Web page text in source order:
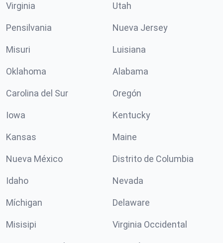
Virginia Utah
Pensilvania Nueva Jersey
Misuri Luisiana
Oklahoma Alabama
Carolina del Sur Oregón
Iowa Kentucky
Kansas Maine
Nueva México Distrito de Columbia
Idaho Nevada
Míchigan Delaware
Misisipi Virginia Occidental